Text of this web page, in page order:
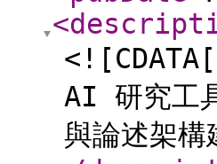
AI 研究工
與論述架